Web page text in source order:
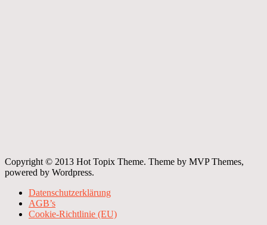
Copyright © 2013 Hot Topix Theme. Theme by MVP Themes,
powered by Wordpress.
Datenschutzerklärung
AGB’s
Cookie-Richtlinie (EU)